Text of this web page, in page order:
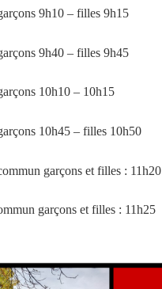
9h10 – filles 9h15
9h40 – filles 9h45
10h10 – 10h15
10h45 – filles 10h50
garçons et filles : 11h20
garçons et filles : 11h25